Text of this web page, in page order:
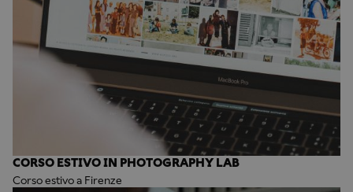
CORSO ESTIVO IN PHOTOGRAPHY LAB
Corso estivo a Firenze